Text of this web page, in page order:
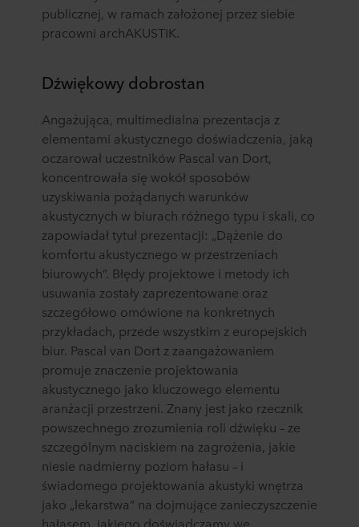
publicznej, w ramach założonej przez siebie
pracowni archAKUSTIK.
Dźwiękowy dobrostan
Angażująca, multimedialna prezentacja z
elementami akustycznego doświadczenia, jaką
oczarował uczestników Pascal van Dort,
koncentrowała się wokół sposobów
uzyskiwania pożądanych warunków
akustycznych w biurach różnego typu i skali, co
zapowiadał tytuł prezentacji: „Dążenie do
komfortu akustycznego w przestrzeniach
biurowych”. Błędy projektowe i metody ich
usuwania zostały zaprezentowane oraz
szczegółowo omówione na konkretnych
przykładach, przede wszystkim z europejskich
biur. Pascal van Dort z zaangażowaniem
promuje znaczenie projektowania
akustycznego jako kluczowego elementu
aranżacji przestrzeni. Znany jest jako rzecznik
powszechnego zrozumienia roli dźwięku – ze
szczególnym naciskiem na zagrożenia, jakie
niesie nadmierny poziom hałasu – i
świadomego projektowania akustyki wnętrza
jako „lekarstwa” na dojmujące zanieczyszczenie
hałasem, jakiego doświadczamy we